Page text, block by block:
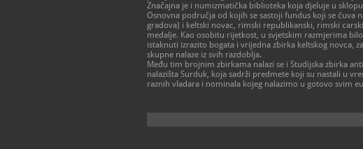
Značajna je i numizmatička biblioteka koja djeluje u
Osnovna područja od kojih se sastoji fundus koji se
gradova) i keltski novac, rimski republikanski, rimski
medalje. Kao osobitu rijetkost, u svjetskim razmjerima
istaknuti izrazito bogata i vrijedna zbirka keltskog novca,
skupne nalaze iz svih razdoblja.
Među tim brojnim zbirkama nalazi se i Studijska zbirka
nalazišta Surduk, koja sadrži predmete koji su nastali u
raznih vladara i nominala kojeg nalazimo u gotovo svim